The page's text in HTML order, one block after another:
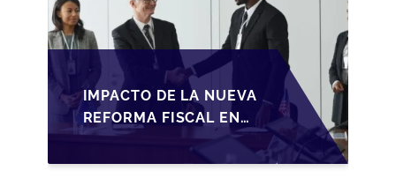
IMPACTO DE LA NUEVA
REFORMA FISCAL EN
LA TRANSMISIÓN DE
PYMES EN ESPAÑA